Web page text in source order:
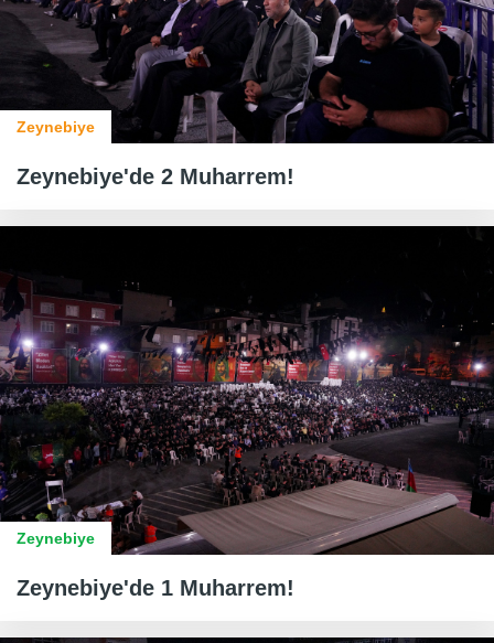
Zeynebiye
Zeynebiye'de 2 Muharrem!
Zeynebiye
Zeynebiye'de 1 Muharrem!